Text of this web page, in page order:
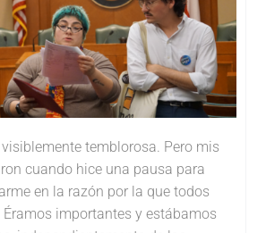
temblorosa. Pero mis
cuando hice una pausa para
en la razón por la que todos
importantes y estábamos